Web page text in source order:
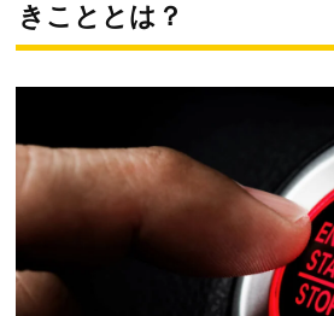
きこととは？